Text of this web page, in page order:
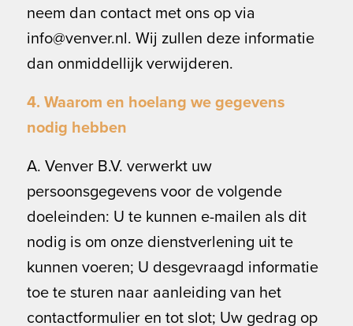
neem dan contact met ons op via
info@venver.nl. Wij zullen deze informatie
dan onmiddellijk verwijderen.
4. Waarom en hoelang we gegevens
nodig hebben
A. Venver B.V. verwerkt uw
persoonsgegevens voor de volgende
doeleinden: U te kunnen e-mailen als dit
nodig is om onze dienstverlening uit te
kunnen voeren; U desgevraagd informatie
toe te sturen naar aanleiding van het
contactformulier en tot slot; Uw gedrag op